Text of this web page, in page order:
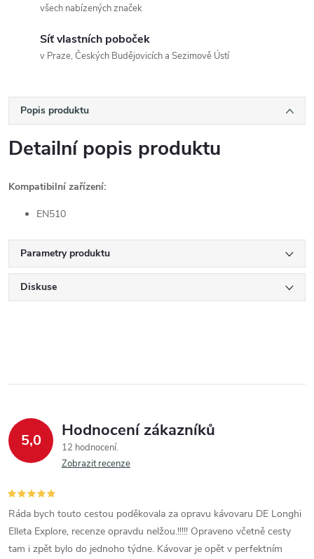
všech nabízených značek
Síť vlastních poboček
v Praze, Českých Budějovicích a Sezimově Ústí
Popis produktu
Detailní popis produktu
Kompatibilní zařízení:
EN510
Parametry produktu
Diskuse
5,0 Hodnocení zákazníků
12 hodnocení
Zobrazit recenze
Ráda bych touto cestou poděkovala za opravu kávovaru DE Longhi
Elleta Explore, recenze opravdu nelžou.!!!!! Opraveno včetně cesty
tam i zpět bylo do jednoho týdne. Kávovar je opět v perfektním